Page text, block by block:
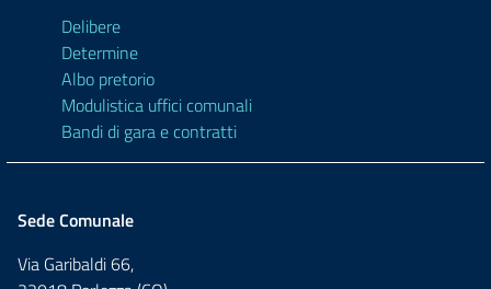
Delibere
Determine
Albo pretorio
Modulistica uffici comunali
Bandi di gara e contratti
Sede Comunale
Via Garibaldi 66,